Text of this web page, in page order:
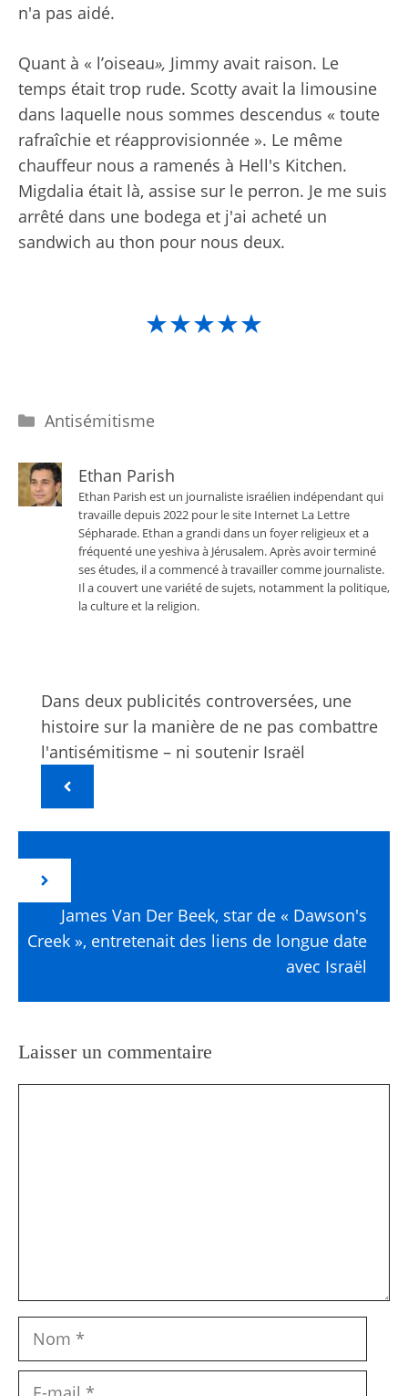
n'a pas aidé.
Quant à « l’oiseau», Jimmy avait raison. Le
temps était trop rude. Scotty avait la limousine
dans laquelle nous sommes descendus « toute
rafraîchie et réapprovisionnée ». Le même
chauffeur nous a ramenés à Hell's Kitchen.
Migdalia était là, assise sur le perron. Je me suis
arrêté dans une bodega et j'ai acheté un
sandwich au thon pour nous deux.
★★★★★
Catégories
Antisémitisme
Ethan Parish
Ethan Parish est un journaliste israélien indépendant qui
travaille depuis 2022 pour le site Internet La Lettre
Sépharade. Ethan a grandi dans un foyer religieux et a
fréquenté une yeshiva à Jérusalem. Après avoir terminé
ses études, il a commencé à travailler comme journaliste.
Il a couvert une variété de sujets, notamment la politique,
la culture et la religion.
Dans deux publicités controversées, une
histoire sur la manière de ne pas combattre
l'antisémitisme – ni soutenir Israël
James Van Der Beek, star de « Dawson's
Creek », entretenait des liens de longue date
avec Israël
Laisser un commentaire
Nom